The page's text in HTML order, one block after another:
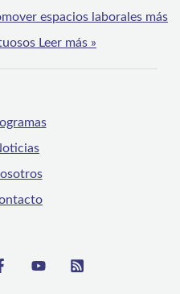
espacios laborales más
Leer más »